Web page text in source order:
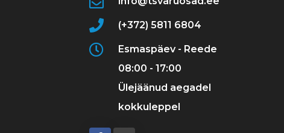
(+372) 5811 6804
Esmaspäev - Reede
08:00 - 17:00
Ülejäänud aegadel
kokkuleppel